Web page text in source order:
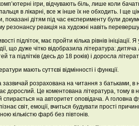
ігри, відчувають біль, лише коли
в лікарні, все ж інше їх не обходить. І ще
показані дітям під час експерименту були
резонансу реакція на художні навіть
підліток, має пройти кілька рівнів
що дуже чітко відобразила література: дитяча
та підлітків (десь до 18 років) і доросла
мають суттєві відмінності і функції.
зазвичай розрахована на читання з батьками, в
дорослий. Це коментована література, тому в
на авторитет оповідача. А головна
світ, емоції, вчиться будувати прості
кількістю фарб без півтонів.